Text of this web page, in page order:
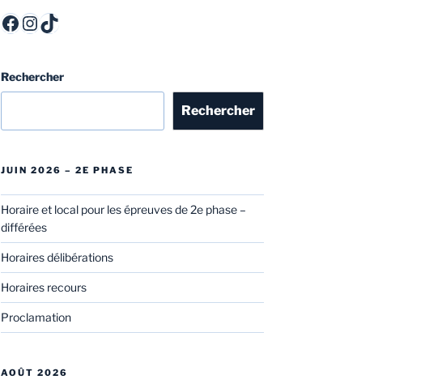
ITCF Félicien Rops - Officiel - itcffr
itcffr
Rechercher
Rechercher
JUIN 2026 – 2E PHASE
Horaire et local pour les épreuves de 2e phase –
différées
Horaires délibérations
Horaires recours
Proclamation
AOÛT 2026